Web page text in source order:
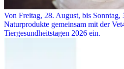
Von Freitag, 28. August, bis
Naturprodukte gemeinsam mit der
Tiergesundheitstagen 2026 ein.